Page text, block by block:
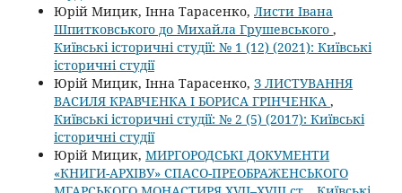
Юрій Мицик, Інна Тарасенко, Листи Івана
Шпитковського до Михайла Грушевського ,
Київські історичні студії: № 1 (12) (2021): Київські
історичні студії
Юрій Мицик, Інна Тарасенко, З ЛИСТУВАННЯ
ВАСИЛЯ КРАВЧЕНКА І БОРИСА ГРІНЧЕНКА ,
Київські історичні студії: № 2 (5) (2017): Київські
історичні студії
Юрій Мицик, МИРГОРОДСЬКІ ДОКУМЕНТИ
«КНИГИ-АРХІВУ» СПАСО-ПРЕОБРАЖЕНСЬКОГО